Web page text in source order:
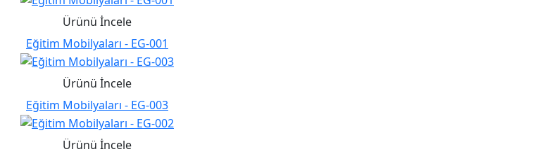
Ürünü İncele
Eğitim Mobilyaları - EG-001
Ürünü İncele
Eğitim Mobilyaları - EG-003
Ürünü İncele